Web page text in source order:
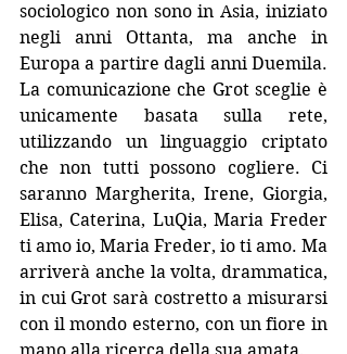
sociologico non sono in Asia, iniziato
negli anni Ottanta, ma anche in
Europa a partire dagli anni Duemila.
La comunicazione che Grot sceglie è
unicamente basata sulla rete,
utilizzando un linguaggio criptato
che non tutti possono cogliere. Ci
saranno Margherita, Irene, Giorgia,
Elisa, Caterina, LuQia, Maria Freder
ti amo io, Maria Freder, io ti amo. Ma
arriverà anche la volta, drammatica,
in cui Grot sarà costretto a misurarsi
con il mondo esterno, con un fiore in